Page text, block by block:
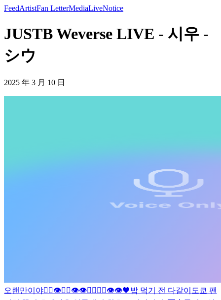
FeedArtistFan LetterMediaLiveNotice
JUSTB Weverse LIVE - 시우 -
シウ
2025 年 3 月 10 日
오랜만이야🖐🏻👁🖐🏻👁👁🖐🏻🖐🏻👁👁🖤밥 먹기 전 다같이 도쿄 팬